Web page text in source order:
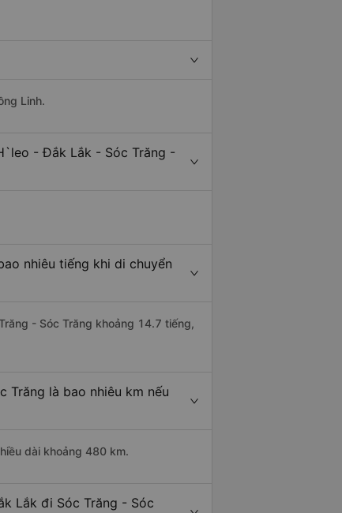
Linh.
- Đắk Lắk - Sóc Trăng -
nhiêu tiếng khi di chuyển
- Sóc Trăng khoảng 14.7 tiếng,
Trăng là bao nhiêu km nếu
dài khoảng 480 km.
Lắk đi Sóc Trăng - Sóc